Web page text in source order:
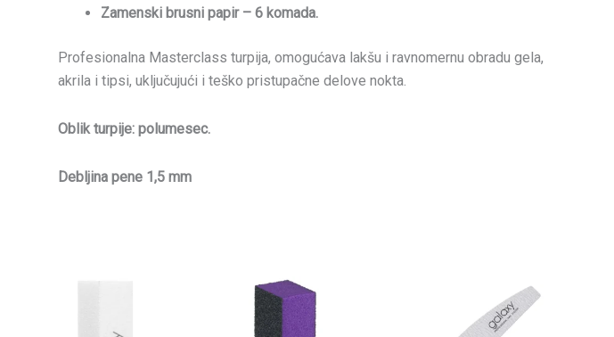
Zamenski brusni papir – 6 komada.
Profesionalna Masterclass turpija, omogućava lakšu i ravnomernu obradu gela,
akrila i tipsi, uključujući i teško pristupačne delove nokta.
Oblik turpije: polumesec.
Debljina pene 1,5 mm